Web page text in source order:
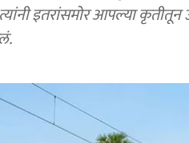
आपल्या कृतीतून उदहारण